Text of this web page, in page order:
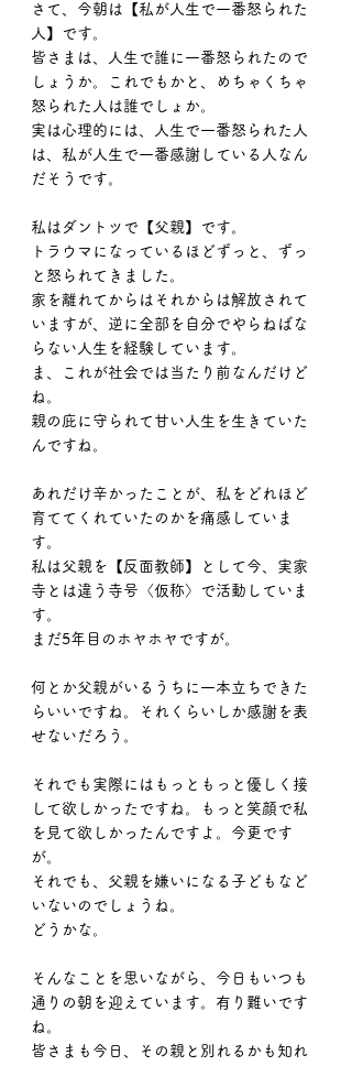
さて、今朝は【私が人生で一番怒られた
人】です。
皆さまは、人生で誰に一番怒られたので
しょうか。これでもかと、めちゃくちゃ
怒られた人は誰でしょか。
実は心理的には、人生で一番怒られた人
は、私が人生で一番感謝している人なん
だそうです。
私はダントツで【父親】です。
トラウマになっているほどずっと、ずっ
と怒られてきました。
家を離れてからはそれからは解放されて
いますが、逆に全部を自分でやらねばな
らない人生を経験しています。
ま、これが社会では当たり前なんだけど
ね。
親の庇に守られて甘い人生を生きていた
んですね。
あれだけ辛かったことが、私をどれほど
育ててくれていたのかを痛感していま
す。
私は父親を【反面教師】として今、実家
寺とは違う寺号〈仮称〉で活動していま
す。
まだ5年目のホヤホヤですが。
何とか父親がいるうちに一本立ちできた
らいいですね。それくらいしか感謝を表
せないだろう。
それでも実際にはもっともっと優しく接
して欲しかったですね。もっと笑顔で私
を見て欲しかったんですよ。今更です
が。
それでも、父親を嫌いになる子どもなど
いないのでしょうね。
どうかな。
そんなことを思いながら、今日もいつも
通りの朝を迎えています。有り難いです
ね。
皆さまも今日、その親と別れるかも知れ